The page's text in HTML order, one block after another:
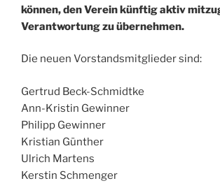
können, den Verein künftig aktiv
Verantwortung zu übernehmen.
Die neuen Vorstandsmitglieder sind:
Gertrud Beck-Schmidtke
Ann-Kristin Gewinner
Philipp Gewinner
Kristian Günther
Ulrich Martens
Kerstin Schmenger